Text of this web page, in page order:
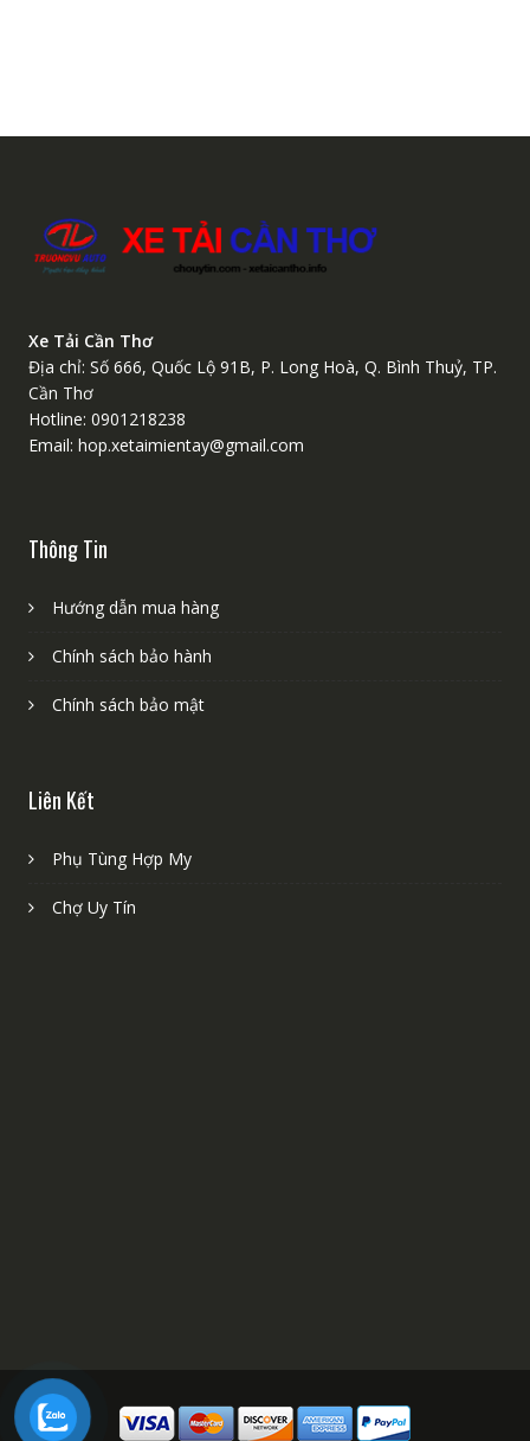
Xe Tải Cần Thơ
Địa chỉ: Số 666, Quốc Lộ 91B, P. Long Hoà, Q. Bình Thuỷ, TP.
Cần Thơ
Hotline: 0901218238
Email: hop.xetaimientay@gmail.com
Thông Tin
Hướng dẫn mua hàng
Chính sách bảo hành
Chính sách bảo mật
Liên Kết
Phụ Tùng Hợp My
Chợ Uy Tín